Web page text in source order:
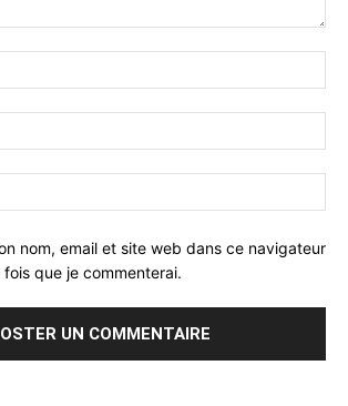
:*
:*
:
nom, email et site web dans ce navigateur
que je commenterai.